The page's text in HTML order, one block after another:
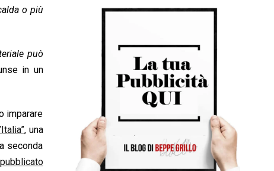
o più
può
in un
imparare
, una
seconda